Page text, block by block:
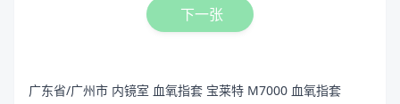
下一张
广东省/广州市 内镜室 血氧指套 宝莱特 M7000 血氧指套